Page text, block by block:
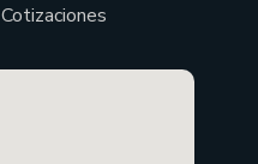
Cotizaciones